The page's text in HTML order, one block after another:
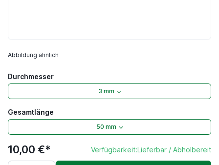
Abbildung ähnlich
Durchmesser
3 mm
Gesamtlänge
50 mm
10,00 €* Verfügbarkeit:Lieferbar / Abholbereit